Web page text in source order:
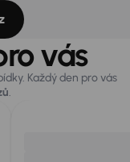
vás
Každý den pro vás
.